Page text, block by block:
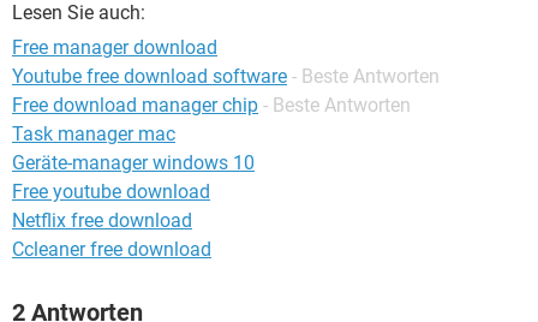
Viiielen Dank
Lesen Sie auch:
Free manager download
Youtube free download software - Beste Antworten
Free download manager chip - Beste Antworten
Task manager mac
Geräte-manager windows 10
Free youtube download
Netflix free download
Ccleaner free download
2 Antworten